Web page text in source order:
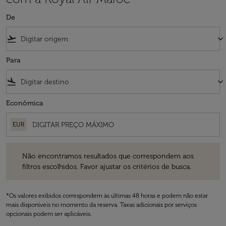
De
flight_takeoff keyboard_arrow_down
Para
flight_land keyboard_arrow_down
Econômica
EUR
Não encontramos resultados que correspondem aos
filtros escolhidos. Favor ajustar os critérios de busca.
*Os valores exibidos correspondem às últimas 48 horas e podem não estar
mais disponíveis no momento da reserva. Taxas adicionais por serviços
opcionais podem ser aplicáveis.